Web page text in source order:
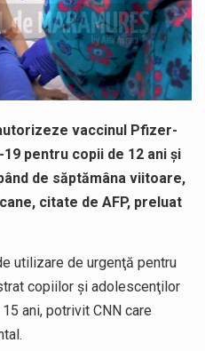
vaccinul Pfizer-
pentru copii de 12 ani şi
de săptămâna viitoare,
citate de AFP, preluat
utilizare de urgenţă pentru
copiilor şi adolescenţilor
ani, potrivit CNN care